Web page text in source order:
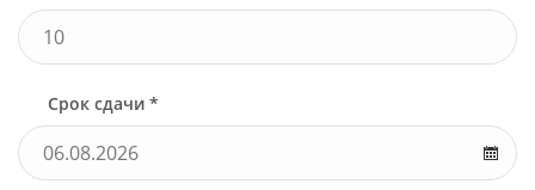
Срок сдачи *